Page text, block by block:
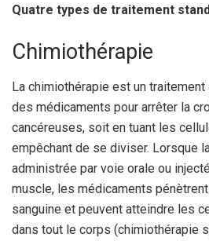
Quatre types de traitement
Chimiothérapie
La chimiothérapie est un
des médicaments pour arrêter la
cancéreuses, soit en tuant les
empêchant de se diviser. Lorsque
administrée par voie orale ou
muscle, les médicaments
sanguine et peuvent atteindre les
dans tout le corps (chimiothérapie